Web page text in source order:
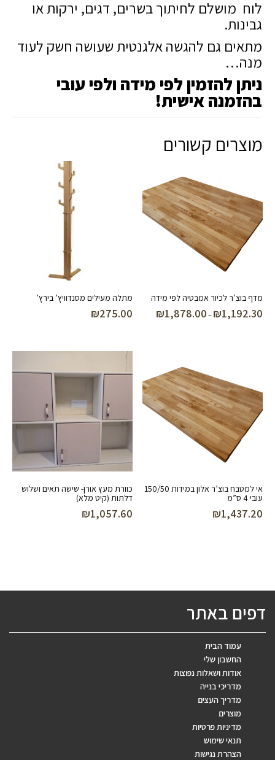
לוח מושלם לחיתוך בשרים, דגים, ירקות או
גבינות.
מתאים גם להגשה אלגנטית שעושה חשק לעוד
מנה…
ניתן להזמין לפי מידה ולפי עובי
בהזמנה אישית!
מוצרים קשורים
מדף בוצ’ר לכיור אמבטיה לפי מידה
₪1,192.30
–
₪1,878.00
מתלה מעילים מסנדוויץ’ בירץ’
₪275.00
אי למטבח בוצ’ר אלון במידות 150/50
עובי 4 ס”מ
₪1,437.20
כוורת מעץ אורן- שישה תאים ושלוש
דלתות (קיט מלא)
₪1,057.60
דפים באתר
עמוד הבית
החשבון שלי
אודות ושאלות נפוצות
מדריכי בנייה
מדריך העצים
מוצרים
מדיניות פרטיות
תנאי שימוש
הצהרת נגישות